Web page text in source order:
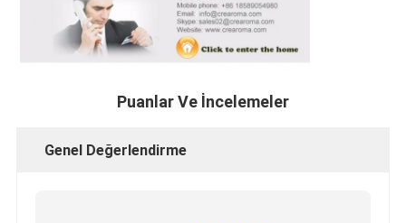
Puanlar Ve İncelemeler
Genel Değerlendirme